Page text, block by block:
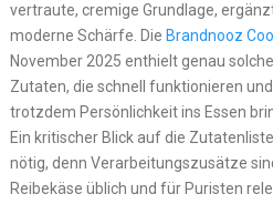
vertraute, cremige Grundlage,
moderne Schärfe. Die Brandnooz
November 2025 enthielt genau solche
Zutaten, die schnell funktionieren und
trotzdem Persönlichkeit ins Essen
Ein kritischer Blick auf die
nötig, denn Verarbeitungszusätze
Reibekäse üblich und für Puristen